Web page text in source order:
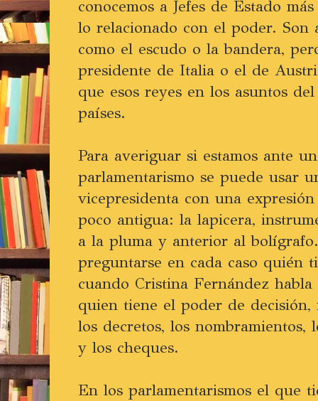
conocemos a Jefes de Estado
lo relacionado con el poder. Son
como el escudo o la bandera,
presidente de Italia o el de
que esos reyes en los asuntos
países.
Para averiguar si estamos ante
parlamentarismo se puede usar
vicepresidenta con una
poco antigua: la lapicera,
a la pluma y anterior al
preguntarse en cada caso quién
cuando Cristina Fernández
quien tiene el poder de
los decretos, los nombramientos,
y los cheques.
En los parlamentarismos el que